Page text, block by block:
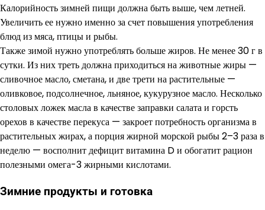
Калорийность зимней пищи должна быть выше, чем летней.
Увеличить ее нужно именно за счет повышения употребления
блюд из мяса, птицы и рыбы.
Также зимой нужно употреблять больше жиров. Не менее 30 г в
сутки. Из них треть должна приходиться на животные жиры —
сливочное масло, сметана, и две трети на растительные —
оливковое, подсолнечное, льняное, кукурузное масло. Несколько
столовых ложек масла в качестве заправки салата и горсть
орехов в качестве перекуса — закроет потребность организма в
растительных жирах, а порция жирной морской рыбы 2–3 раза в
неделю — восполнит дефицит витамина D и обогатит рацион
полезными омега-3 жирными кислотами.
Зимние продукты и готовка